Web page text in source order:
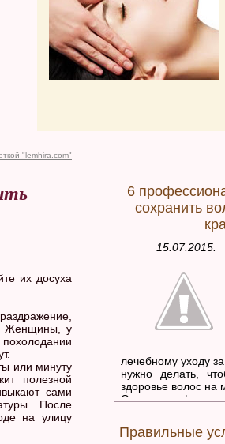
"lemhira.com"
их досуха
Женщины, у
или минуту
полезной
сами
После
на улицу
6
сохранить
15.07.2015:
лечебному уходу
нужно делать,
здоровье волос на
Основным
необходим
Правильные